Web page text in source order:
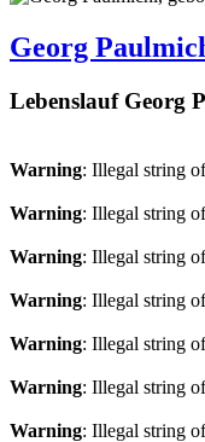
Georg
Lebenslauf Georg
Warning: Illegal string
Warning: Illegal string
Warning: Illegal string
Warning: Illegal string
Warning: Illegal string
Warning: Illegal string
Warning: Illegal string